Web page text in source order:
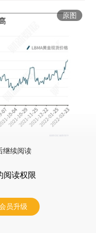
原图
继续阅读
阅读权限
员升级